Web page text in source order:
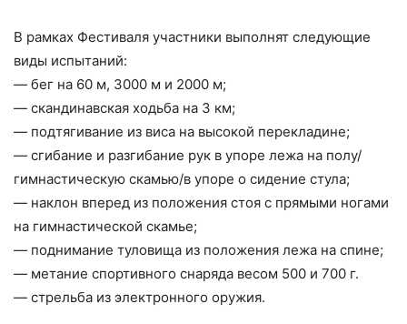
В рамках Фестиваля участники выполнят следующие
виды испытаний:
— бег на 60 м, 3000 м и 2000 м;
— скандинавская ходьба на 3 км;
— подтягивание из виса на высокой перекладине;
— сгибание и разгибание рук в упоре лежа на полу/
гимнастическую скамью/в упоре о сидение стула;
— наклон вперед из положения стоя с прямыми ногами
на гимнастической скамье;
— поднимание туловища из положения лежа на спине;
— метание спортивного снаряда весом 500 и 700 г.
— стрельба из электронного оружия.